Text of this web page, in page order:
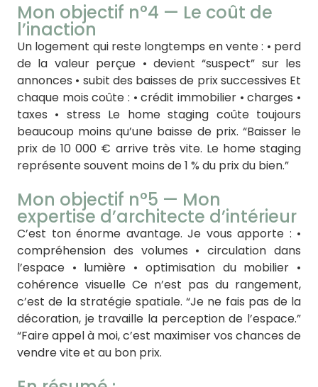
Mon objectif n°4 — Le coût de
l’inaction
Un logement qui reste longtemps en vente : • perd
de la valeur perçue • devient “suspect” sur les
annonces • subit des baisses de prix successives Et
chaque mois coûte : • crédit immobilier • charges •
taxes • stress Le home staging coûte toujours
beaucoup moins qu’une baisse de prix. “Baisser le
prix de 10 000 € arrive très vite. Le home staging
représente souvent moins de 1 % du prix du bien.”
Mon objectif n°5 — Mon
expertise d’architecte d’intérieur
C’est ton énorme avantage. Je vous apporte : •
compréhension des volumes • circulation dans
l’espace • lumière • optimisation du mobilier •
cohérence visuelle Ce n’est pas du rangement,
c’est de la stratégie spatiale. “Je ne fais pas de la
décoration, je travaille la perception de l’espace.”
“Faire appel à moi, c’est maximiser vos chances de
vendre vite et au bon prix.